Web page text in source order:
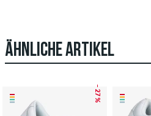
ÄHNLICHE ARTIKEL
– 27 %